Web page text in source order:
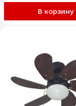
В корзину